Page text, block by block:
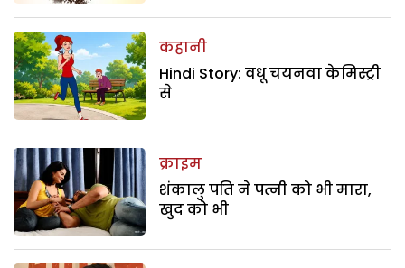
कहानी
Hindi Story: वधू चयनवा केमिस्ट्री
से
क्राइम
शंकालु पति ने पत्नी को भी मारा,
खुद को भी